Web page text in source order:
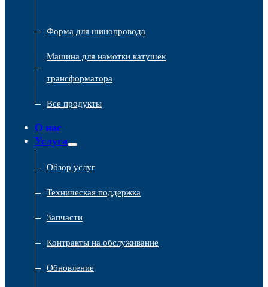
Форма для шинопровода
Машина для намотки катушек
трансформатора
Все продукты
О нас
Услуга
Обзор услуг
Техническая поддержка
Запчасти
Контракты на обслуживание
Обновление